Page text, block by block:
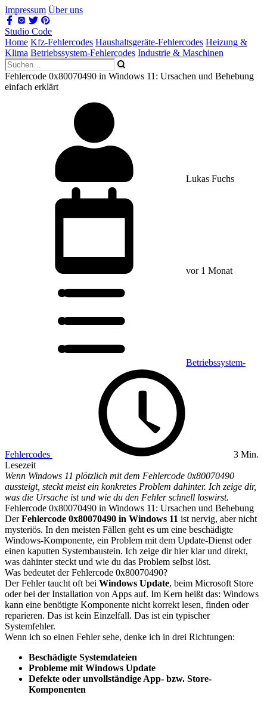
Impressum Über uns
Studio Code
Home Kfz-Fehlercodes Haushaltsgeräte-Fehlercodes Heizung &
Klima Betriebssystem-Fehlercodes Industrie & Maschinen
Fehlercode 0x80070490 in Windows 11: Ursachen und Behebung
einfach erklärt
Lukas Fuchs
vor 1 Monat
Betriebssystem-
Fehlercodes
3 Min.
Lesezeit
Wenn Windows 11 plötzlich mit dem Fehlercode 0x80070490
aussteigt, steckt meist ein konkretes Problem dahinter. Ich zeige dir,
was die Ursache ist und wie du den Fehler schnell loswirst.
Fehlercode 0x80070490 in Windows 11: Ursachen und Behebung
DerFehlercode 0x80070490 in Windows 11 ist nervig, aber nicht
mysteriös. In den meisten Fällen geht es um eine beschädigte
Windows-Komponente, ein Problem mit dem Update-Dienst oder
einen kaputten Systembaustein. Ich zeige dir hier klar und direkt,
was dahinter steckt und wie du das Problem selbst löst.
Was bedeutet der Fehlercode 0x80070490?
Der Fehler taucht oft bei Windows Update, beim Microsoft Store
oder bei der Installation von Apps auf. Im Kern heißt das: Windows
kann eine benötigte Komponente nicht korrekt lesen, finden oder
reparieren. Das ist kein Einzelfall. Das ist ein typischer
Systemfehler.
Wenn ich so einen Fehler sehe, denke ich in drei Richtungen:
Beschädigte Systemdateien
Probleme mit Windows Update
Defekte oder unvollständige App- bzw. Store-
Komponenten